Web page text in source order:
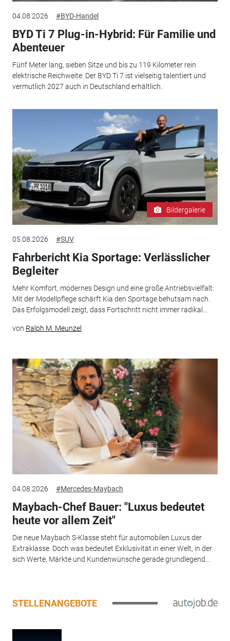
04.08.2026 #BYD-Handel
BYD Ti 7 Plug-in-Hybrid: Für Familie und
Abenteuer
Fünf Meter lang, sieben Sitze und bis zu 119 Kilometer rein
elektrische Reichweite: Der BYD Ti 7 ist vielseitig talentiert und
vermutlich 2027 auch in Deutschland erhältlich.
Bildergalerie
05.08.2026 #SUV
Fahrbericht Kia Sportage: Verlässlicher
Begleiter
Mehr Komfort, modernes Design und eine große Antriebsvielfalt:
Mit der Modellpflege schärft Kia den Sportage behutsam nach.
Das Erfolgsmodell zeigt, dass Fortschritt nicht immer radikal...
von Ralph M. Meunzel
04.08.2026 #Mercedes-Maybach
Maybach-Chef Bauer: "Luxus bedeutet
heute vor allem Zeit"
Die neue Maybach S-Klasse steht für automobilen Luxus der
Extraklasse. Doch was bedeutet Exklusivität in einer Welt, in der
sich Werte, Märkte und Kundenwünsche gerade grundlegend...
STELLENANGEBOTE